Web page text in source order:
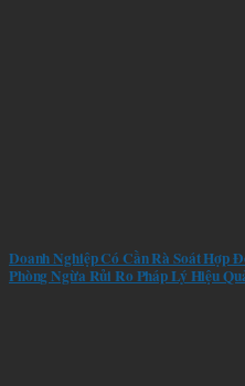
Doanh Nghiệp Có Cần Rà Soát Hợp
Phòng Ngừa Rủi Ro Pháp Lý Hiệu